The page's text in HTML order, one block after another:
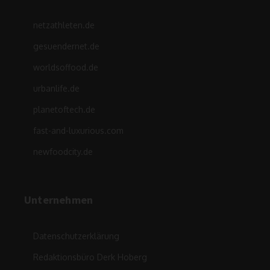
netzathleten.de
gesuendernet.de
worldsoffood.de
urbanlife.de
planetoftech.de
fast-and-luxurious.com
newfoodcity.de
Unternehmen
Datenschutzerklärung
Redaktionsbüro Derk Hoberg